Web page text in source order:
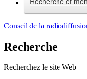
Conseil de la
Recherche
Recherchez le site Web